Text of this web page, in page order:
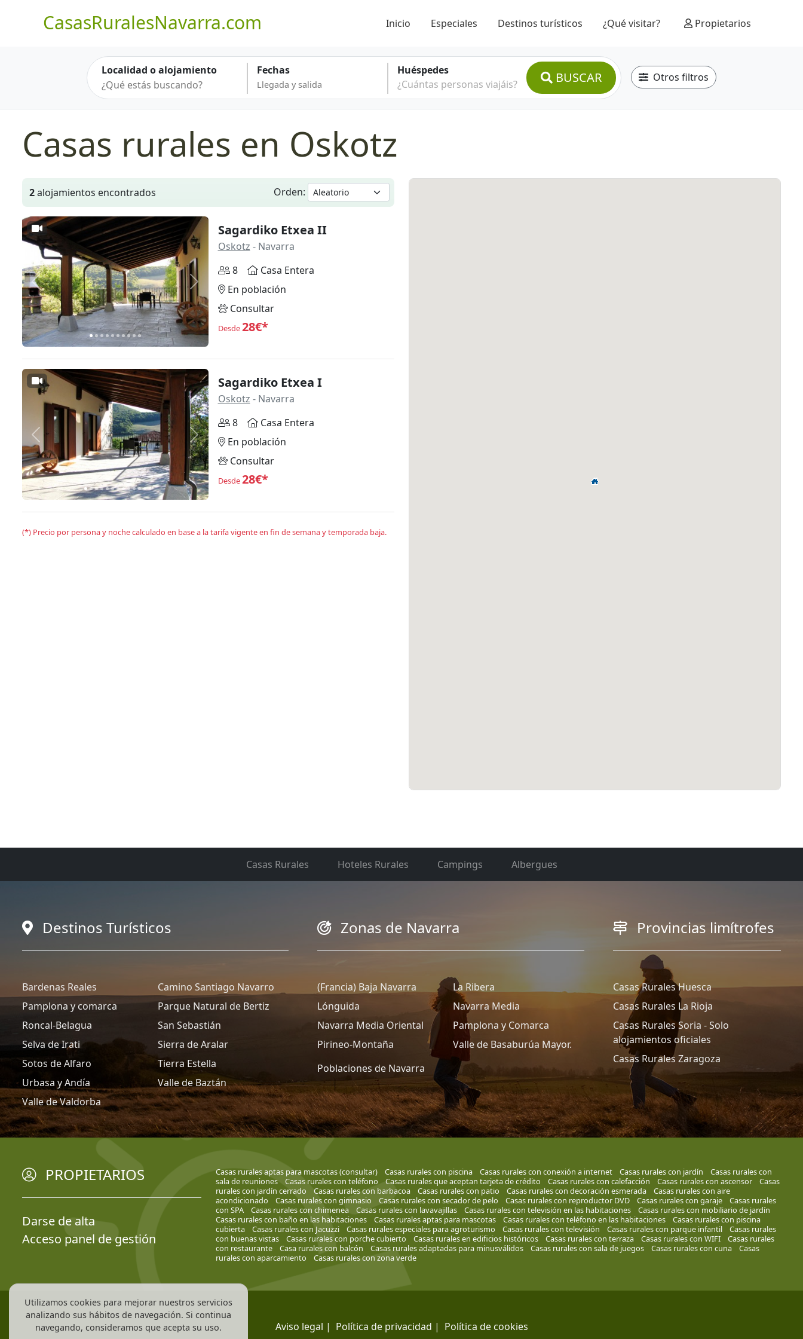
CasasRuralesNavarra.com Inicio Especiales Destinos turísticos ¿Qué visitar? Propietarios
Localidad o alojamiento Fechas
Huéspedes
¿Cuántas personas viajáis?
BUSCAR Otros filtros
Casas rurales en Oskotz
2alojamientos encontrados Orden:
Anterior Siguiente
Sagardiko Etxea II
Oskotz - Navarra
8
Casa Entera
En población
Consultar
Desde28€*
Anterior Siguiente
Sagardiko Etxea I
Oskotz - Navarra
8
Casa Entera
En población
Consultar
Desde28€*
(*) Precio por persona y noche calculado en base a la tarifa vigente en fin de semana y temporada baja.
Casas Rurales Hoteles Rurales Campings Albergues
Destinos Turísticos
Bardenas Reales
Camino Santiago Navarro
Pamplona y comarca
Parque Natural de Bertiz
Roncal-Belagua
San Sebastián
Selva de Irati
Sierra de Aralar
Sotos de Alfaro
Tierra Estella
Urbasa y Andía
Valle de Baztán
Valle de Valdorba
Zonas de Navarra
(Francia) Baja Navarra
La Ribera
Lónguida
Navarra Media
Navarra Media Oriental
Pamplona y Comarca
Pirineo-Montaña
Valle de Basaburúa Mayor.
Poblaciones de Navarra
Provincias limítrofes
Casas Rurales Huesca
Casas Rurales La Rioja
Casas Rurales Soria - Solo
alojamientos oficiales
Casas Rurales Zaragoza
PROPIETARIOS
Darse de alta
Acceso panel de gestión
Casas rurales aptas para mascotas (consultar) Casas rurales con piscina Casas rurales con conexión a internet Casas rurales con jardín
Casas rurales con
sala de reuniones
Casas rurales con teléfono Casas rurales que aceptan tarjeta de crédito Casas rurales con calefacción Casas rurales con ascensor
Casas
rurales con jardín cerrado
Casas rurales con barbacoa Casas rurales con patio Casas rurales con decoración esmerada
Casas rurales con aire
acondicionado
Casas rurales con gimnasio Casas rurales con secador de pelo Casas rurales con reproductor DVD Casas rurales con garaje
Casas rurales
con SPA
Casas rurales con chimenea Casas rurales con lavavajillas Casas rurales con televisión en las habitaciones
Casas rurales con mobiliario de jardín
Casas rurales con baño en las habitaciones
Casas rurales aptas para mascotas Casas rurales con teléfono en las habitaciones
Casas rurales con piscina
cubierta
Casas rurales con Jacuzzi Casas rurales especiales para agroturismo Casas rurales con televisión Casas rurales con parque infantil
Casas rurales
con buenas vistas
Casas rurales con porche cubierto Casas rurales en edificios históricos Casas rurales con terraza Casas rurales con WIFI
Casas rurales
con restaurante
Casa rurales con balcón Casas rurales adaptadas para minusválidos Casas rurales con sala de juegos Casas rurales con cuna
Casas
rurales con aparcamiento
Casas rurales con zona verde
Aviso legal | Política de privacidad | Política de cookies
Utilizamos cookies para mejorar nuestros servicios
analizando sus hábitos de navegación. Si continua
navegando, consideramos que acepta su uso.